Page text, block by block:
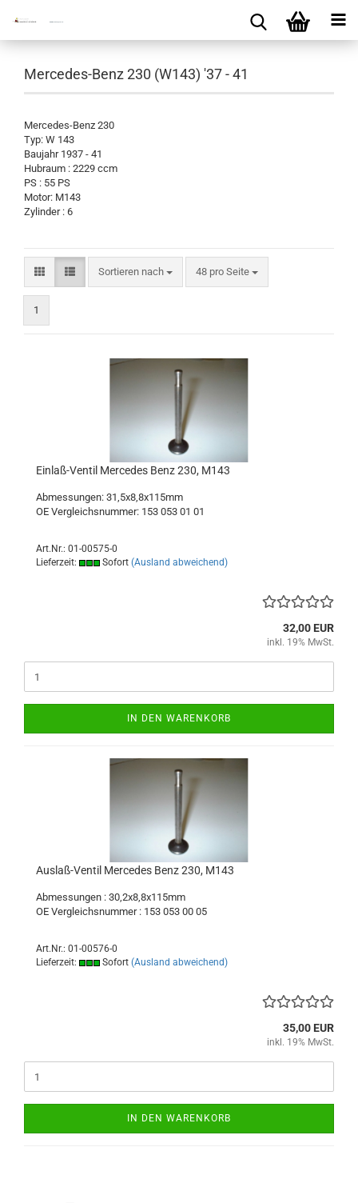
Mercedes-Benz 230 (W143) '37 - 41
Mercedes-Benz 230
Typ: W 143
Baujahr 1937 - 41
Hubraum : 2229 ccm
PS : 55 PS
Motor: M143
Zylinder : 6
Sortieren nach
Sortieren nach 48 pro Seite
pro Seite
1
Einlaß-Ventil Mercedes Benz 230, M143
Abmessungen: 31,5x8,8x115mm
OE Vergleichsnummer: 153 053 01 01
Art.Nr.: 01-00575-0
Lieferzeit:
Sofort (Ausland abweichend)
32,00 EUR
inkl. 19% MwSt.
IN DEN WARENKORB
Auslaß-Ventil Mercedes Benz 230, M143
Abmessungen : 30,2x8,8x115mm
OE Vergleichsnummer : 153 053 00 05
Art.Nr.: 01-00576-0
Lieferzeit:
Sofort (Ausland abweichend)
35,00 EUR
inkl. 19% MwSt.
IN DEN WARENKORB